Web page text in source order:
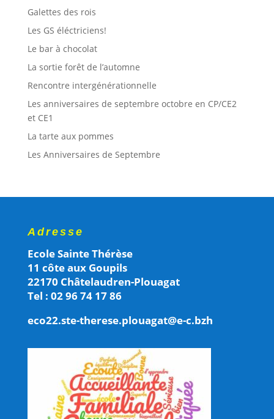
Galettes des rois
Les GS éléctriciens!
Le bar à chocolat
La sortie forêt de l’automne
Rencontre intergénérationnelle
Les anniversaires de septembre octobre en CP/CE2
et CE1
La tarte aux pommes
Les Anniversaires de Septembre
Adresse
Ecole Sainte Thérèse
11 côte aux Goupils
22170 Châtelaudren-Plouagat
Tel : 02 96 74 17 86
eco22.ste-therese.plouagat@e-c.bzh